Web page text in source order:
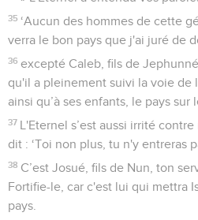
35 ‘Aucun des hommes de cette
verra le bon pays que j'ai juré de
36 excepté Caleb, fils de
qu'il a pleinement suivi la voie de
ainsi qu’à ses enfants, le pays sur
37 L'Eternel s’est aussi irrité
dit : ‘Toi non plus, tu n'y entreras
38 C’est Josué, fils de Nun, ton
Fortifie-le, car c'est lui qui mettra
pays.